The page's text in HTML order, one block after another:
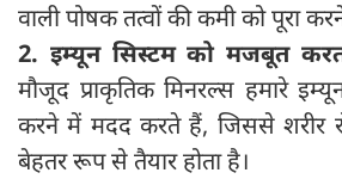
वाली पोषक तत्वों की कमी को पूरा
2. इम्यून सिस्टम को मजबूत
मौजूद प्राकृतिक मिनरल्स हमारे
करने में मदद करते हैं, जिससे शरीर
बेहतर रूप से तैयार होता है।